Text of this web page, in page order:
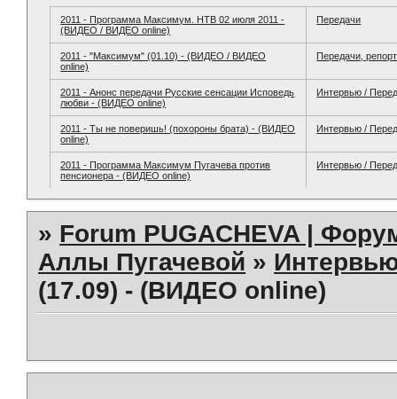
2011 - Программа Максимум. НТВ 02 июля 2011 -
(ВИДЕО / ВИДЕО online)
Передачи
2011 - "Максимум" (01.10) - (ВИДЕО / ВИДЕО
online)
Передачи,
2011 - Анонс передачи Русские сенсации Исповедь
любви - (ВИДЕО online)
Интервью /
2011 - Ты не поверишь! (похороны брата) - (ВИДЕО
online)
Интервью /
2011 - Программа Максимум Пугачева против
пенсионера - (ВИДЕО online)
Интервью /
» Forum PUGACHEVA |
Аллы Пугачевой »
(17.09) - (ВИДЕО online)